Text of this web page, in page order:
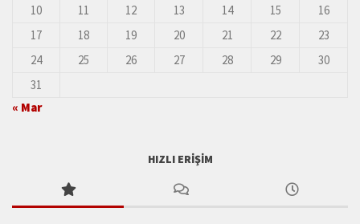
10
11 12 13 14 15
16
17
18 19 20 21 22
23
24
25 26 27 28 29
30
31
« Mar
HIZLI ERIŞIM